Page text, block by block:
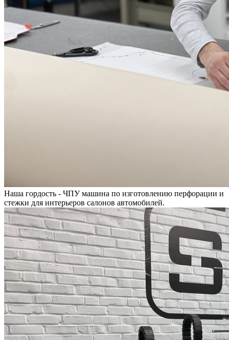
Наша гордость - ЧПУ машина по изготовлению перфорации и
стежки для интерьеров салонов автомобилей.